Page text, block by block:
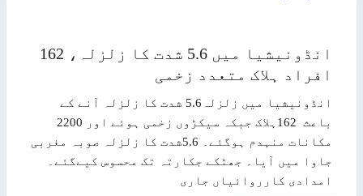
انڈونیشیا میں 5.6 شدت کا زلزلہ، 162
افراد ہلاک متعدد زخمی
انڈونیشیا میں زلزلہ5.6 شدت کا زلزلہ آنے کے
باعث 162ہلاک جبکہ سیکڑوں زخمی ہوئے اور 2200
مکانات منہدم ہوگئے۔ 5.6شدت کا زلزلہ صوبہ مغربی
جاوا میں آیا۔ جھٹکے جکارتہ تک محسوس کیےگئے۔
امدادی کارروائیاں جاری